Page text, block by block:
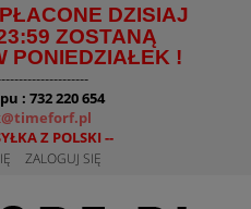
DZISIAJ
ZOSTANĄ
PONIEDZIAŁEK !
: 732 220 654
Z POLSKI --
ZALOGUJ SIĘ